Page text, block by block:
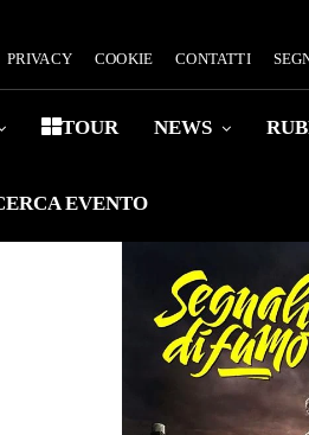
PRIVACY COOKIE CONTATTI
TOUR NEWS
EVENTO